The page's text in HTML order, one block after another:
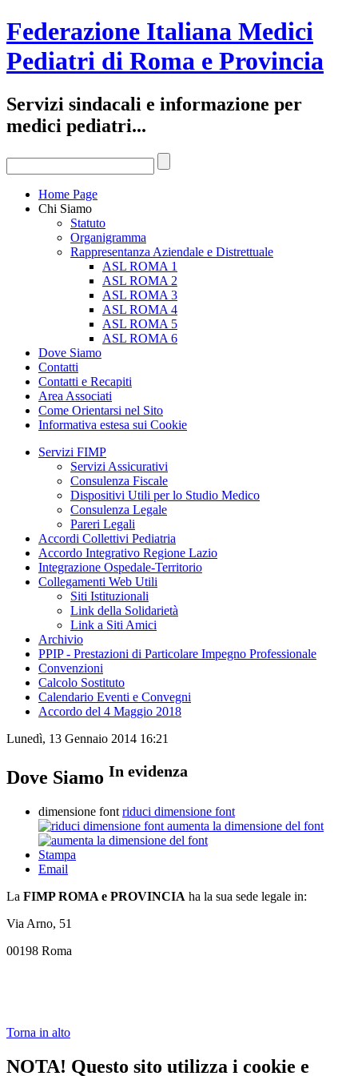
Federazione Italiana Medici
Pediatri di Roma e Provincia
Servizi sindacali e informazione per
medici pediatri...
Home Page
Chi Siamo
Statuto
Organigramma
Rappresentanza Aziendale e Distrettuale
ASL ROMA 1
ASL ROMA 2
ASL ROMA 3
ASL ROMA 4
ASL ROMA 5
ASL ROMA 6
Dove Siamo
Contatti
Contatti e Recapiti
Area Associati
Come Orientarsi nel Sito
Informativa estesa sui Cookie
Servizi FIMP
Servizi Assicurativi
Consulenza Fiscale
Dispositivi Utili per lo Studio Medico
Consulenza Legale
Pareri Legali
Accordi Collettivi Pediatria
Accordo Integrativo Regione Lazio
Integrazione Ospedale-Territorio
Collegamenti Web Utili
Siti Istituzionali
Link della Solidarietà
Link a Siti Amici
Archivio
PPIP - Prestazioni di Particolare Impegno Professionale
Convenzioni
Calcolo Sostituto
Calendario Eventi e Convegni
Accordo del 4 Maggio 2018
Lunedì, 13 Gennaio 2014 16:21
Dove Siamo In evidenza
dimensione font riduci dimensione font
aumenta la dimensione del font
Stampa
Email
La FIMP ROMA e PROVINCIA ha la sua sede legale in:
Via Arno, 51
00198 Roma
Torna in alto
NOTA! Questo sito utilizza i cookie e